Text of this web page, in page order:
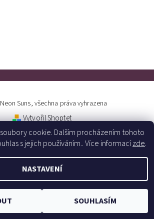
Suns, všechna práva vyhrazena
Vytvořil Shoptet
cookie. Dalším procházením tohoto
s jejich používáním.. Více informacízde.
NASTAVENÍ
SOUHLASÍM